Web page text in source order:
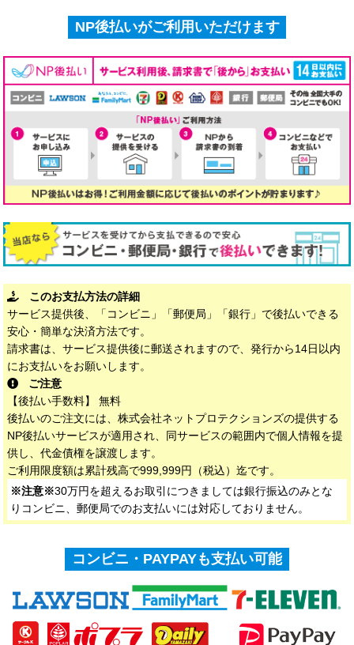
NP後払いがご利用いただけます
このお支払方法の詳細
サービス提供後、「コンビニ」「郵便局」「銀行」で後払いできる
安心・簡単な決済方法です。
請求書は、サービス提供後に郵送されますので、発行から14日以内
にお支払いをお願いします。
ご注意
【後払い手数料】 無料
後払いのご注文には、株式会社ネットプロテクションズの提供する
NP後払いサービスが適用され、同サービスの範囲内で個人情報を提
供し、代金債権を譲渡します。
ご利用限度額は累計残高で999,999円（税込）迄です。
※注意※30万円を超えるお取引につきましては銀行振込のみとな
りコンビニ、郵便局でのお支払いには対応しておりません。
コンビニ・PAYPAYも支払い可能